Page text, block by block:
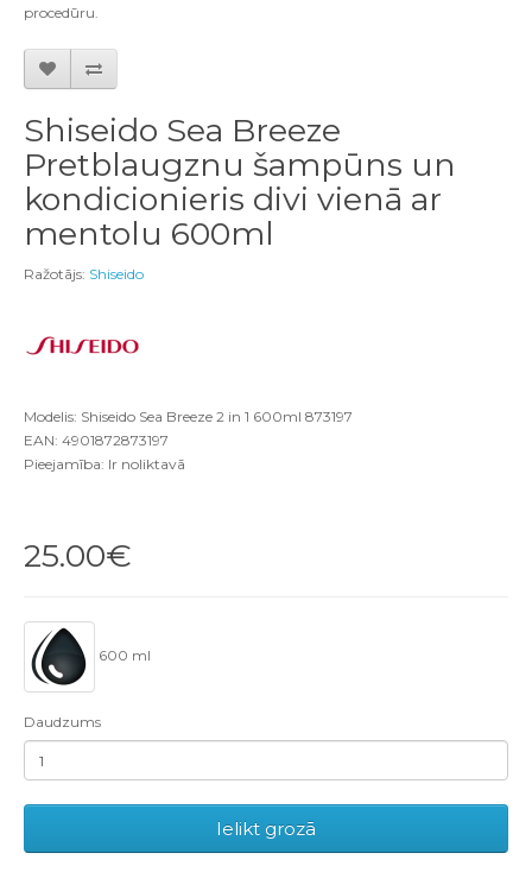
procedūru.
Shiseido Sea Breeze
Pretblaugznu šampūns un
kondicionieris divi vienā ar
mentolu 600ml
Ražotājs: Shiseido
Modelis: Shiseido Sea Breeze 2 in 1 600ml 873197
EAN: 4901872873197
Pieejamība: Ir noliktavā
25.00€
600 ml
Daudzums
Ielikt grozā